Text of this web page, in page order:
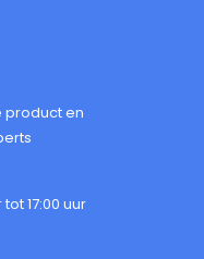
product en
17:00 uur